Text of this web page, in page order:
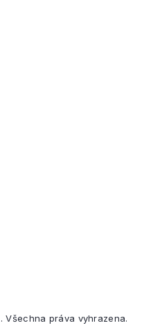
. Všechna práva vyhrazena.